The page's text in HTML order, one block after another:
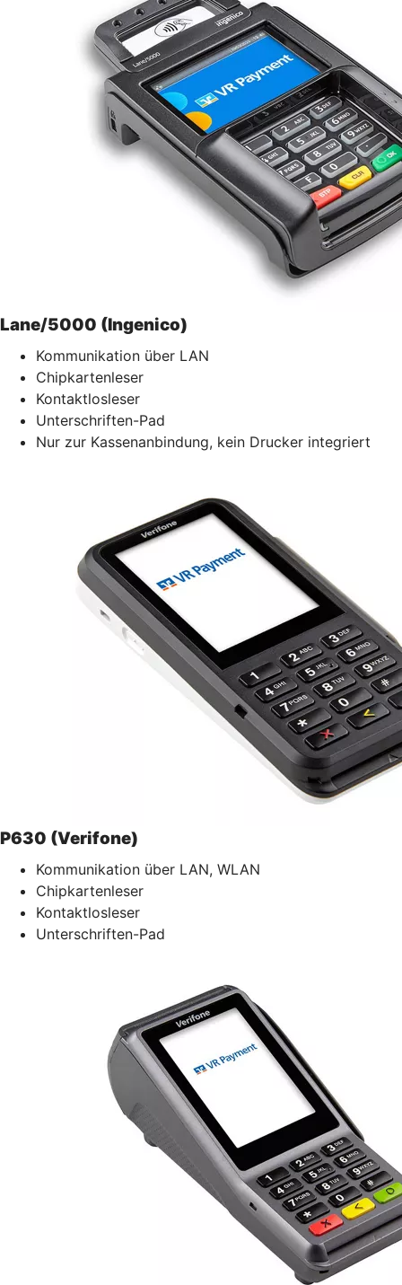
Lane/5000 (Ingenico)
Kommunikation über LAN
Chipkartenleser
Kontaktlosleser
Unterschriften-Pad
Nur zur Kassenanbindung, kein Drucker integriert
P630 (Verifone)
Kommunikation über LAN, WLAN
Chipkartenleser
Kontaktlosleser
Unterschriften-Pad